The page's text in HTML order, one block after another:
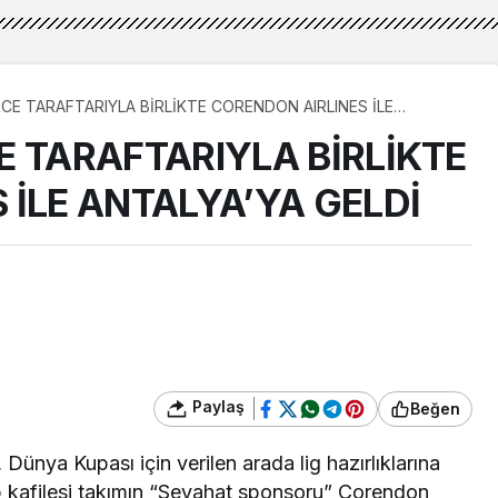
BİRLİKTE CORENDON AIRLINES İLE
TARAFTARIYLA BİRLİKTE
ANTALYA’YA GELDİ
Paylaş Beğen
Kupası için verilen arada lig hazırlıklarına
takımın “Seyahat sponsoru” Corendon